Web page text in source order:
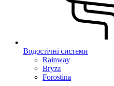
Водостічні системи
Rainway
Bryza
Forostina